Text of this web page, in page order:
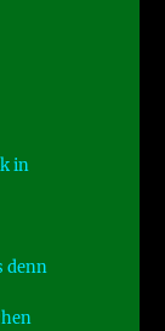
in
denn